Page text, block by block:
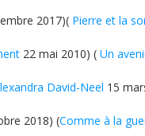
2017)( Pierre et la
22 mai 2010) ( Un
David-Neel 15
2018) (Comme à la